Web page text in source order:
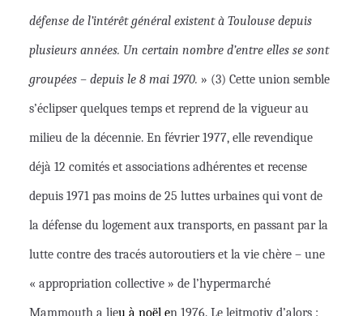
défense de l’intérêt général existent à Toulouse depuis
plusieurs années. Un certain nombre d’entre elles se sont
groupées – depuis le 8 mai 1970. » (3) Cette union semble
s’éclipser quelques temps et reprend de la vigueur au
milieu de la décennie. En février 1977, elle revendique
déjà 12 comités et associations adhérentes et recense
depuis 1971 pas moins de 25 luttes urbaines qui vont de
la défense du logement aux transports, en passant par la
lutte contre des tracés autoroutiers et la vie chère – une
« appropriation collective » de l’hypermarché
Mammouth a lieu à noël en 1976. Le leitmotiv d’alors :